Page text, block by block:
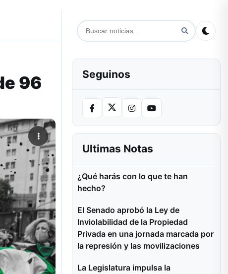
96
Seguinos
Ultimas Notas
¿Qué harás con lo que te han
hecho?
El Senado aprobó la Ley de
Inviolabilidad de la Propiedad
Privada en una jornada marcada por
la represión y las movilizaciones
La Legislatura impulsa la